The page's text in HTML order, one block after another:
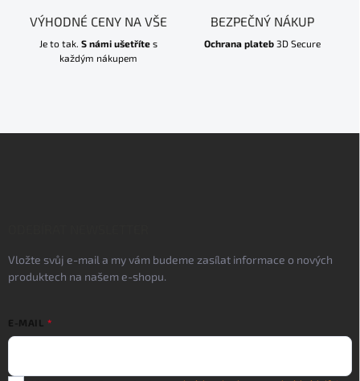
VÝHODNÉ CENY NA VŠE
Je to tak. S námi ušetřítes
každým nákupem
BEZPEČNÝ NÁKUP
Ochrana plateb3D Secure
Vložte svůj e-mail a my vám budeme zasílat informace o nových
produktech na našem e-shopu.
E-MAIL